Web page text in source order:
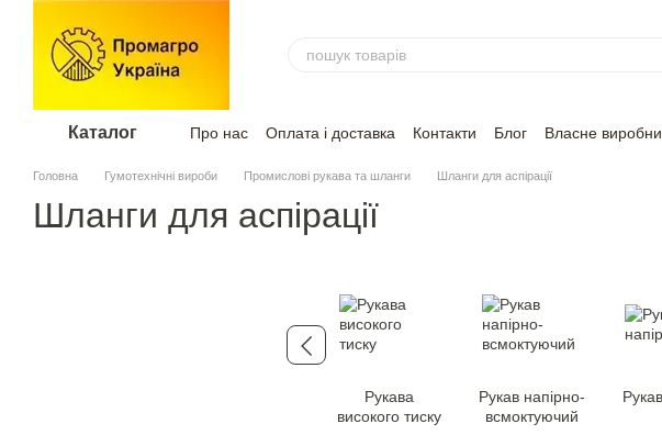
Каталог Про нас Оплата і доставка Контакти Блог Власне
Головна Гумотехнічні вироби Промислові рукава та шланги Шланги для аспірації
Шланги для аспірації
Рукава
високого тиску
Рукав напірно-
всмоктуючий